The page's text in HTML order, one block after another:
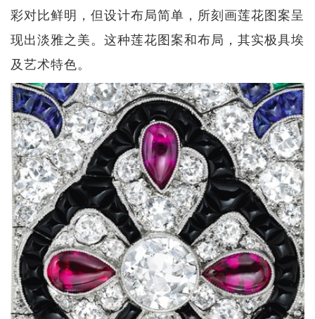
彩对比鲜明，但设计布局简单，所刻画莲花图案呈
现出淡雅之美。这种莲花图案和布局，其实极具埃
及艺术特色。